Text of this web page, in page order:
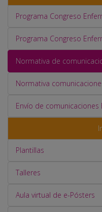
Programa Congreso
Programa Congreso
Normativa de
Normativa
Envío de comunicaciones
Plantillas
Talleres
Aula virtual de e-Pósters